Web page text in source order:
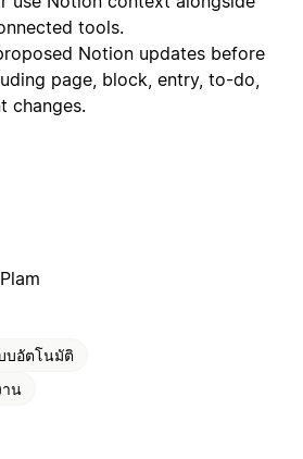
tools.
Notion updates before
page, block, entry, to-do,
changes.
บอัตโนมัติ
าน